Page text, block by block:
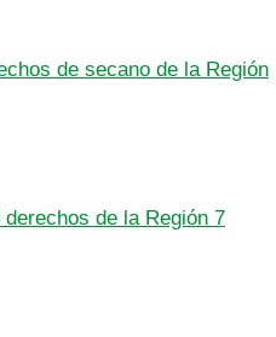
de secano de la Región
derechos de la Región 7